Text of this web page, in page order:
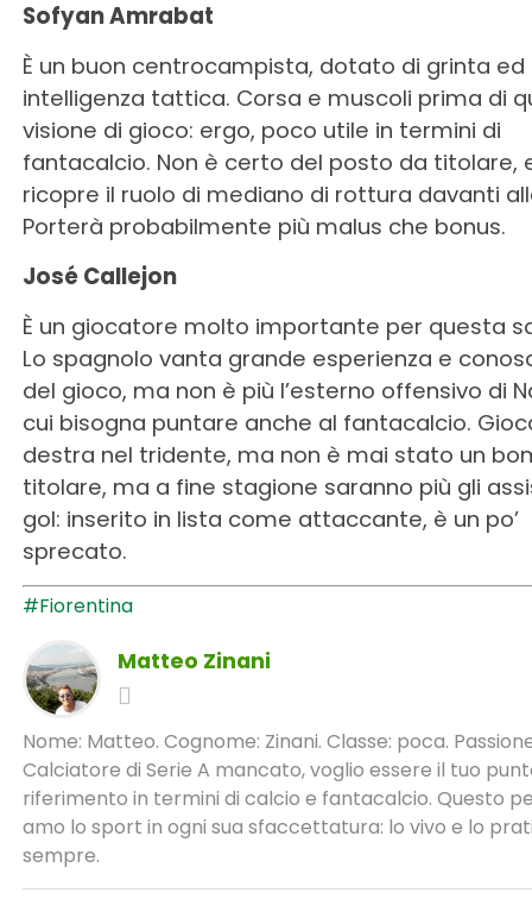
Sofyan Amrabat
È un buon centrocampista, dotato di grinta ed
intelligenza tattica. Corsa e muscoli prima di
visione di gioco: ergo, poco utile in termini di
fantacalcio. Non è certo del posto da titolare,
ricopre il ruolo di mediano di rottura davanti
Porterà probabilmente più malus che bonus.
José Callejon
È un giocatore molto importante per questa
Lo spagnolo vanta grande esperienza e
del gioco, ma non è più l’esterno offensivo di
cui bisogna puntare anche al fantacalcio.
destra nel tridente, ma non è mai stato un
titolare, ma a fine stagione saranno più gli
gol: inserito in lista come attaccante, è un po’
sprecato.
#Fiorentina
Matteo Zinani
Nome: Matteo. Cognome: Zinani. Classe: poca.
Calciatore di Serie A mancato, voglio essere il tuo
riferimento in termini di calcio e fantacalcio. Questo
amo lo sport in ogni sua sfaccettatura: lo vivo e lo
sempre.